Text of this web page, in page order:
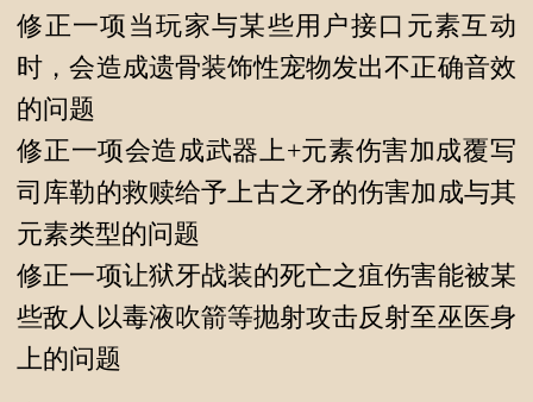
修正一项当玩家与某些用户接口元素互动
时，会造成遗骨装饰性宠物发出不正确音效
的问题
修正一项会造成武器上+元素伤害加成覆写
司库勒的救赎给予上古之矛的伤害加成与其
元素类型的问题
修正一项让狱牙战装的死亡之疽伤害能被某
些敌人以毒液吹箭等抛射攻击反射至巫医身
上的问题